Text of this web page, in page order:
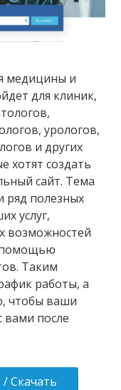
медицины и
для клиник,
урологов,
и других
хотят создать
сайт. Тема
ряд полезных
услуг,
возможностей
помощью
Таким
работы, а
чтобы ваши
вами после
Скачать